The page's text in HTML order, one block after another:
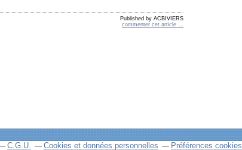
Published by ACBIVIERS
commenter cet article
C.G.U. Cookies et données personnelles Préférences cookies